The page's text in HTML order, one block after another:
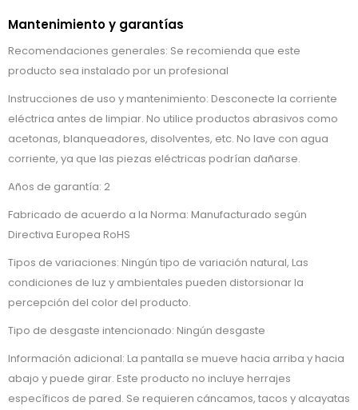
Mantenimiento y garantías
Recomendaciones generales: Se recomienda que este
producto sea instalado por un profesional
Instrucciones de uso y mantenimiento: Desconecte la corriente
eléctrica antes de limpiar. No utilice productos abrasivos como
acetonas, blanqueadores, disolventes, etc. No lave con agua
corriente, ya que las piezas eléctricas podrían dañarse.
Años de garantía: 2
Fabricado de acuerdo a la Norma: Manufacturado según
Directiva Europea RoHS
Tipos de variaciones: Ningún tipo de variación natural, Las
condiciones de luz y ambientales pueden distorsionar la
percepción del color del producto.
Tipo de desgaste intencionado: Ningún desgaste
Información adicional: La pantalla se mueve hacia arriba y hacia
abajo y puede girar. Este producto no incluye herrajes
específicos de pared. Se requieren cáncamos, tacos y alcayatas